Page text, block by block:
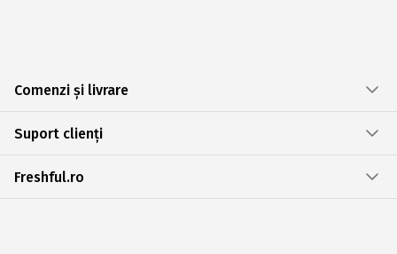
Comenzi și livrare
Suport clienți
Freshful.ro